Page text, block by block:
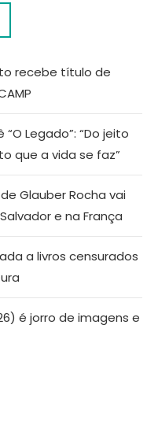
recebe título de
Legado”: “Do jeito
que a vida se faz”
Glauber Rocha vai
e na França
a livros censurados
é jorro de imagens e